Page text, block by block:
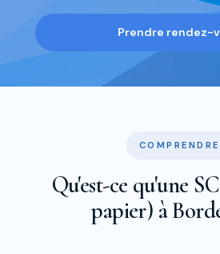
Prendre rendez-
COMPRENDRE
Qu'est-ce qu'une
papier) à